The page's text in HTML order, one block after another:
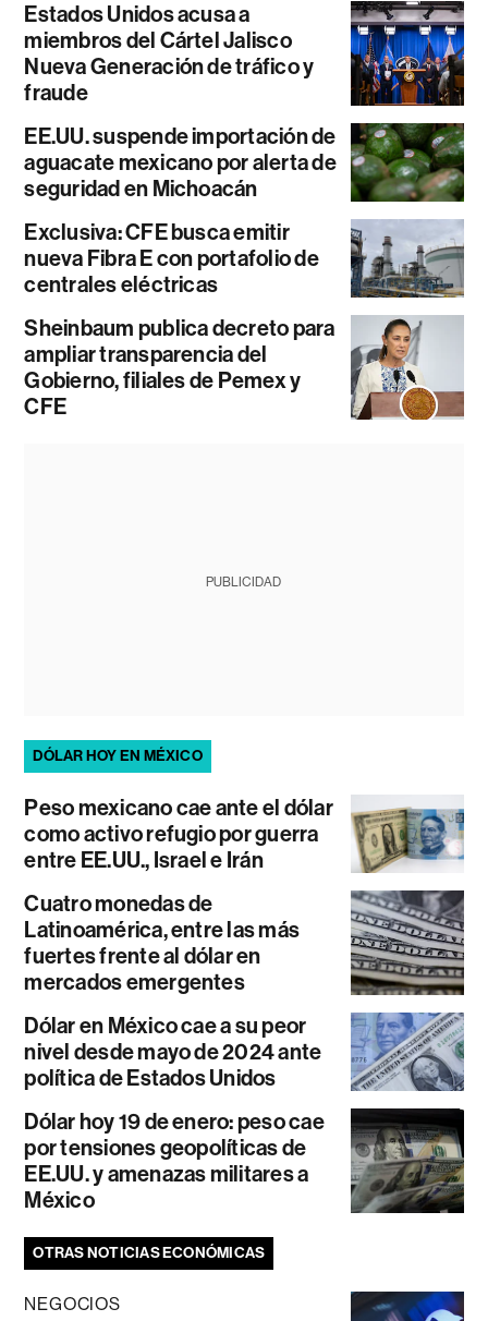
Estados Unidos acusa a
miembros del Cártel Jalisco
Nueva Generación de tráfico y
fraude
EE.UU. suspende importación de
aguacate mexicano por alerta de
seguridad en Michoacán
Exclusiva: CFE busca emitir
nueva Fibra E con portafolio de
centrales eléctricas
Sheinbaum publica decreto para
ampliar transparencia del
Gobierno, filiales de Pemex y
CFE
PUBLICIDAD
DÓLAR HOY EN MÉXICO
Peso mexicano cae ante el dólar
como activo refugio por guerra
entre EE.UU., Israel e Irán
Cuatro monedas de
Latinoamérica, entre las más
fuertes frente al dólar en
mercados emergentes
Dólar en México cae a su peor
nivel desde mayo de 2024 ante
política de Estados Unidos
Dólar hoy 19 de enero: peso cae
por tensiones geopolíticas de
EE.UU. y amenazas militares a
México
OTRAS NOTICIAS ECONÓMICAS
NEGOCIOS